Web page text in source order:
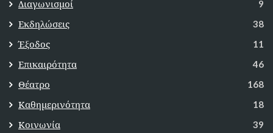
Διαγωνισμοί 9
Εκδηλώσεις 38
Έξοδος 11
Επικαιρότητα 46
Θέατρο 168
Καθημερινότητα 18
Κοινωνία 39